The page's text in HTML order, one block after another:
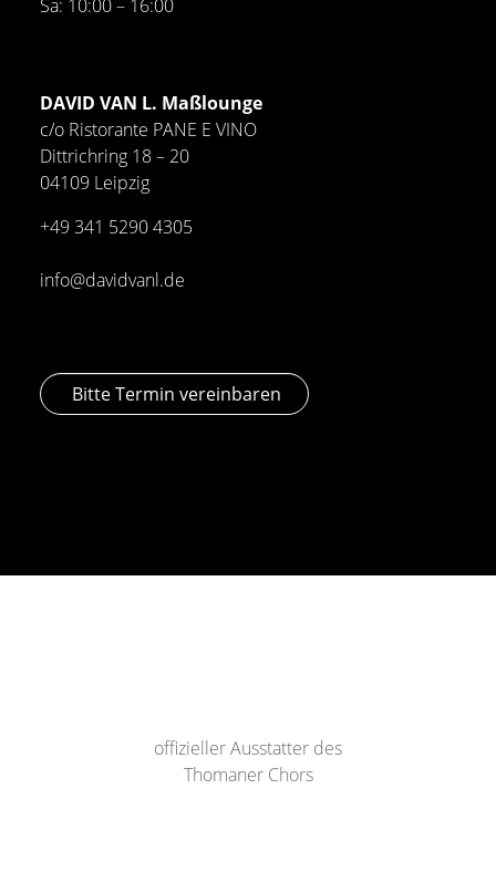
Sa: 10:00 – 16:00
DAVID VAN L. Maßlounge
c/o Ristorante PANE E VINO
Dittrichring 18 – 20
04109 Leipzig
+49 341 5290 4305
info@davidvanl.de
Bitte Termin vereinbaren
offizieller Ausstatter des
Thomaner Chors